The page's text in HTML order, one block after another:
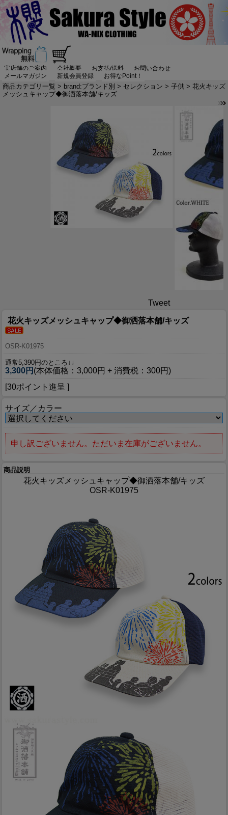
実店舗のご案内 会社概要 お支払/送料
お問い合わせ
メールマガジン
新規会員登録 お得なPoint！
商品カテゴリ一覧 > brand:ブランド別 > セレクション > 子供 > 花火キッズ
メッシュキャップ◆御洒落本舗/キッズ
Tweet
花火キッズメッシュキャップ◆御洒落本舗/キッズ
OSR-K01975
通常5,390円のところ↓↓
3,300円 (本体価格：3,000円 + 消費税：300円)
[30ポイント進呈 ]
サイズ／カラー
申し訳ございません。ただいま在庫がございません。
商品説明
花火キッズメッシュキャップ◆御洒落本舗/キッズ
OSR-K01975